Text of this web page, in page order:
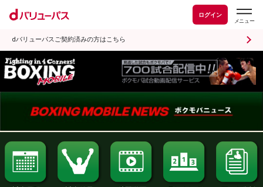
ログイン
dバリューパスご契約済みの方はこちら